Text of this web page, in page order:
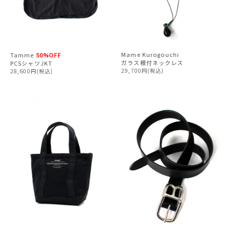
Tamme 50%OFF
PCSシャツJKT
28,600円(税込)
Mame Kurogouchi
ガラス根付ネックレス
29,700円(税込)